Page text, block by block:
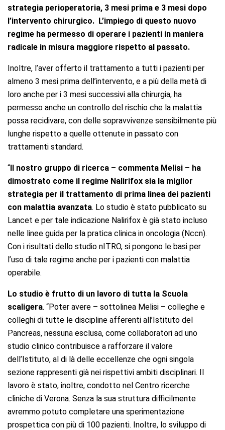
strategia perioperatoria, 3 mesi prima e 3 mesi dopo
l’intervento chirurgico. L’impiego di questo nuovo
regime ha permesso di operare i pazienti in maniera
radicale in misura maggiore rispetto al passato.
Inoltre, l’aver offerto il trattamento a tutti i pazienti per
almeno 3 mesi prima dell’intervento, e a più della metà di
loro anche per i 3 mesi successivi alla chirurgia, ha
permesso anche un controllo del rischio che la malattia
possa recidivare, con delle sopravvivenze sensibilmente più
lunghe rispetto a quelle ottenute in passato con
trattamenti standard.
“Il nostro gruppo di ricerca – commenta Melisi – ha
dimostrato come il regime Nalirifox sia la miglior
strategia per il trattamento di prima linea dei pazienti
con malattia avanzata. Lo studio è stato pubblicato su
Lancet e per tale indicazione Nalirifox è già stato incluso
nelle linee guida per la pratica clinica in oncologia (Nccn).
Con i risultati dello studio nITRO, si pongono le basi per
l’uso di tale regime anche per i pazienti con malattia
operabile.
Lo studio è frutto di un lavoro di tutta la Scuola
scaligera. “Poter avere – sottolinea Melisi – colleghe e
colleghi di tutte le discipline afferenti all’Istituto del
Pancreas, nessuna esclusa, come collaboratori ad uno
studio clinico contribuisce a rafforzare il valore
dell’Istituto, al di là delle eccellenze che ogni singola
sezione rappresenti già nei rispettivi ambiti disciplinari. Il
lavoro è stato, inoltre, condotto nel Centro ricerche
cliniche di Verona. Senza la sua struttura difficilmente
avremmo potuto completare una sperimentazione
prospettica con più di 100 pazienti. Inoltre, lo sviluppo di